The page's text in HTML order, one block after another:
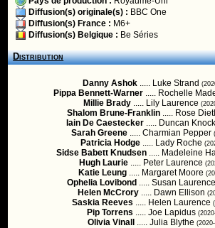
Diffusion(s) originale(s) : BBC One
Diffusion(s) France : M6+
Diffusion(s) Belgique : Be Séries
Distribution
Danny Ashok ..... Luke Strand
Pippa Bennett-Warner ..... Rochelle
Millie Brady ..... Lily Laurence
Shalom Brune-Franklin..... Rose Dietl
Iain De Caestecker ..... Duncan Knock
Sarah Greene..... Charmian Pepper
Patricia Hodge..... Lady Roche
Sidse Babett Knudsen ..... Madeleine
Hugh Laurie ..... Peter Laurence
Katie Leung ..... Margaret Moore
Ophelia Lovibond ..... Susan Laurence
Helen McCrory..... Dawn Ellison
Saskia Reeves ..... Helen Laurence
Pip Torrens ..... Joe Lapidus
Olivia Vinall ..... Julia Blythe